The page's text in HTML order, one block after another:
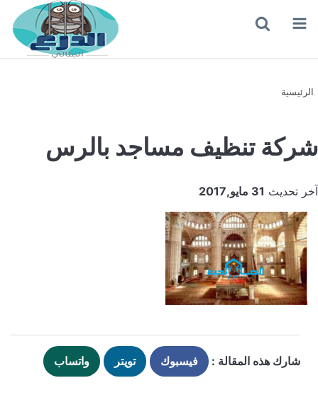
القائمة
الرئيسية
شركة تنظيف مساجد بالرس
آخر تحديث 31 مايو,2017
شارك هذه المقالة : فيسبوك تويتر واتساب